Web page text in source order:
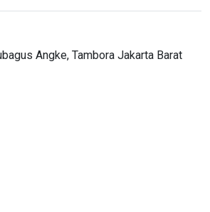
Angke, Tambora Jakarta Barat